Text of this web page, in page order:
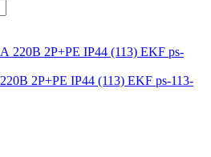
2P+PE IP44 (113) EKF ps-113-